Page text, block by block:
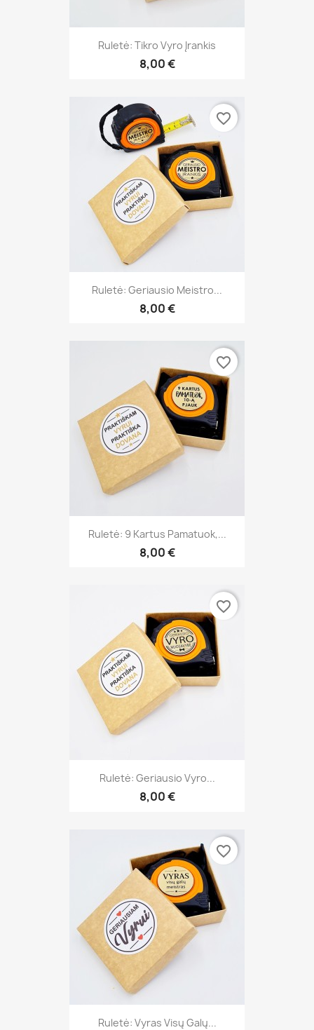
Ruletė: Tikro Vyro Įrankis
8,00 €
Ruletė: Geriausio Meistro...
8,00 €
favorite_border
Ruletė: 9 Kartus Pamatuok,...
8,00 €
favorite_border
Ruletė: Geriausio Vyro...
8,00 €
favorite_border
Ruletė: Vyras Visų Galų...
favorite_border